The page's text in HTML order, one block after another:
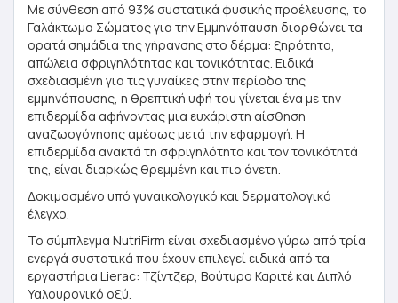
Με σύνθεση από 93% συστατικά φυσικής προέλευσης, το
Γαλάκτωμα Σώματος για την Εμμηνόπαυση διορθώνει τα
ορατά σημάδια της γήρανσης στο δέρμα: ξηρότητα,
απώλεια σφριγηλότητας και τονικότητας. Ειδικά
σχεδιασμένη για τις γυναίκες στην περίοδο της
εμμηνόπαυσης, η θρεπτική υφή του γίνεται ένα με την
επιδερμίδα αφήνοντας μια ευχάριστη αίσθηση
αναζωογόνησης αμέσως μετά την εφαρμογή. Η
επιδερμίδα ανακτά τη σφριγηλότητα και τον τονικότητά
της, είναι διαρκώς θρεμμένη και πιο άνετη.
Δοκιμασμένο υπό γυναικολογικό και δερματολογικό
έλεγχο.
Το σύμπλεγμα NutriFirm είναι σχεδιασμένο γύρω από τρία
ενεργά συστατικά που έχουν επιλεγεί ειδικά από τα
εργαστήρια Lierac: Τζίντζερ, Βούτυρο Καριτέ και Διπλό
Υαλουρονικό οξύ.